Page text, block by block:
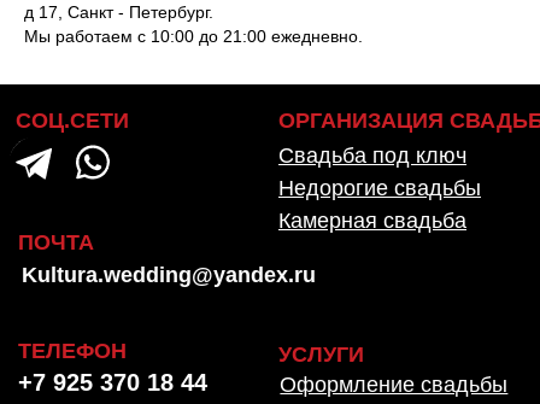
д 17, Санкт - Петербург.
Мы работаем с 10:00 до 21:00 ежедневно.